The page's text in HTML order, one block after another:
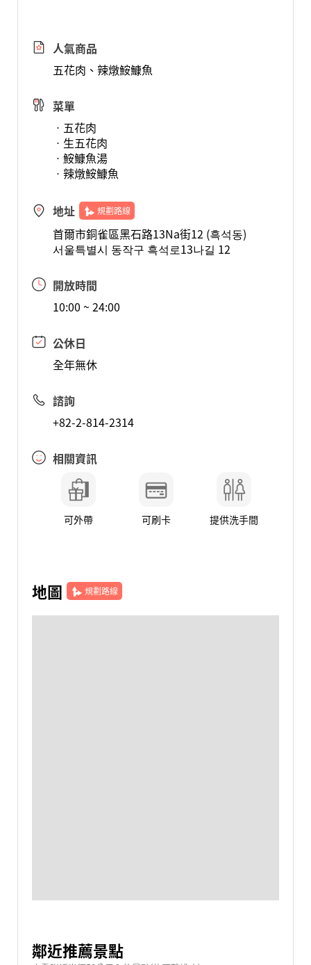
人氣商品
五花肉、辣燉鮟鱇魚
菜單
ㆍ五花肉
ㆍ生五花肉
ㆍ鮟鱇魚湯
ㆍ辣燉鮟鱇魚
地址 規劃路線
首爾市銅雀區黑石路13Na街12 (흑석동)
서울특별시 동작구 흑석로13나길 12
開放時間
10:00 ~ 24:00
公休日
全年無休
諮詢
+82-2-814-2314
相關資訊
可外帶 可刷卡 提供洗手間
地圖 規劃路線
鄰近推薦景點